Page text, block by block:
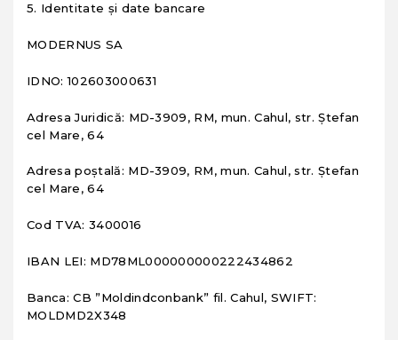
5. Identitate și date bancare
MODERNUS SA
IDNO: 102603000631
Adresa Juridică: MD-3909, RM, mun. Cahul, str. Ștefan
cel Mare, 64
Adresa poștală: MD-3909, RM, mun. Cahul, str. Ștefan
cel Mare, 64
Cod TVA: 3400016
IBAN LEI: MD78ML000000000222434862
Banca: CB ”Moldindconbank” fil. Cahul, SWIFT:
MOLDMD2X348